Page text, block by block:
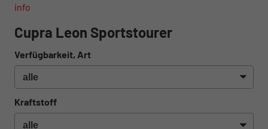
info
Cupra Leon Sportstourer
Verfügbarkeit, Art
Kraftstoff